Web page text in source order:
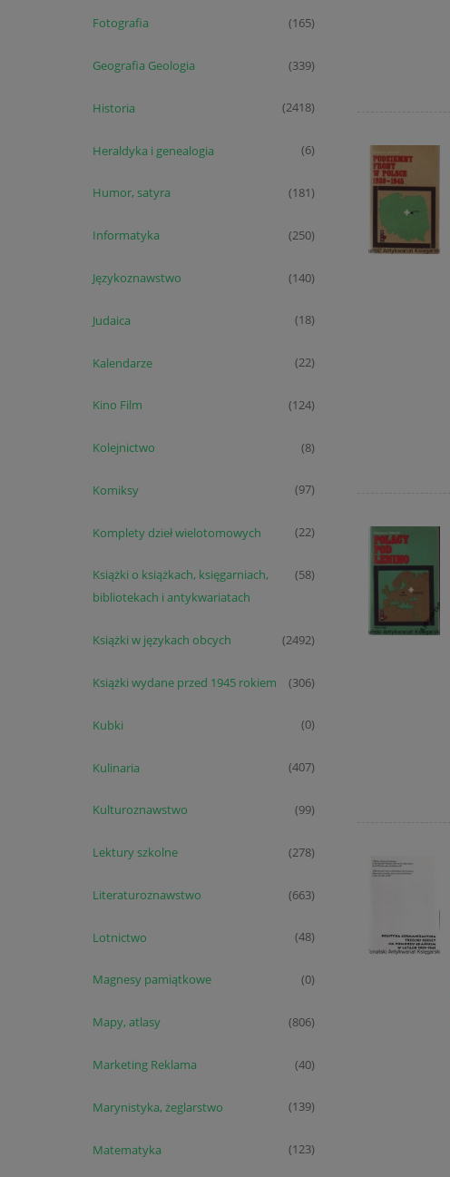
Fotografia (165)
Geografia Geologia (339)
Historia (2418)
Heraldyka i genealogia (6)
Humor, satyra (181)
Informatyka (250)
Językoznawstwo (140)
Judaica (18)
Kalendarze (22)
Kino Film (124)
Kolejnictwo (8)
Komiksy (97)
Komplety dzieł wielotomowych (22)
Książki o książkach, księgarniach,
bibliotekach i antykwariatach
(58)
Książki w językach obcych (2492)
Książki wydane przed 1945 rokiem (306)
Kubki (0)
Kulinaria (407)
Kulturoznawstwo (99)
Lektury szkolne (278)
Literaturoznawstwo (663)
Lotnictwo (48)
Magnesy pamiątkowe (0)
Mapy, atlasy (806)
Marketing Reklama (40)
Marynistyka, żeglarstwo (139)
Matematyka (123)